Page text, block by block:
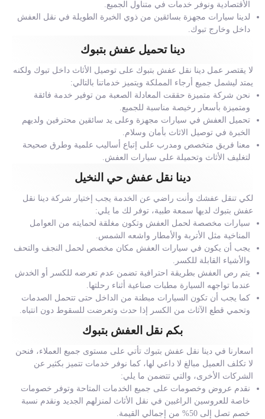
الأقتصادية ونوفر خدمات في متناول الجميع.
لدينا سيارات مجهزة بسائقين من ذوي الخبرة الطويلة في نقل العفش
داخل وخارج تبوك.
دينا تحميل عفش بتبوك
لا يقتصر عمل دينا نقل عفش بتبوك على توصيل الأثاث داخل تبوك ولكنه
يمتد ليشمل جميع أرجاء المملكة ويتميز خدماتنا بالتالي:
نحن شركة متميزة حققت المعادلة الصعبة من توفير خدمة فائقة
ومتميزة بأسعار رخيصة مناسبة للجميع.
تحميل العفش في سيارات مجهزة وعلى يد سائقين محترفين ولديهم
الخبرة في توصيل الاثاث بأمان وسلام.
معنا فريق متخصص ومدرب على إتباع أساليب علمية وطرق صحيحة
لتغليف الأثاث وتحميلة على سيارات العفش.
دينا نقل عفش حي النخيل
لكي تنقل عفشك وأنت راضي عن الخدمة يجب إختيار شركة دينا نقل
عفش بتبوك لديها سمعة طبية، توفر لك ما يلي:
سيارات مخصصة لحمل العفش وتكون مغلقة لحمايته من العوامل
المناخية مثل الأتربة والأمطار واشعه الشمس.
يجب أن يكون في سيارات العفش مكان مخصص لحمل النجف والتحف
والأشياء القابلة للكسر.
يتم رص العفش بطريقة احترافية تضمن عدم تعرضه للكسر أو الخدش
عندما تواجهه السيارة مطبات صناعية أثناء رحلتها.
كما يجب أن تكون السيارات مبطنة من الداخل حتى تتحمل الصدمات
وتحمي قطع الآثاث من الكسر إذا حدث وتعرضت للسقوط دون انتباه.
بكم نقل العفش بتبوك
اسعارنا في دينا نقل عفش بتبوك تأتي على مستوى جميع العملاء، فنحن
لا تكلف العميل مبالغ لا داعي لها، كما نوفر خدمات تتميز بكثير عن
الشركات الأخرى، والتي تتضمن ما يلي:
نقدم عروض وخصومات على جميع الخدمات المتاحة وتوفر خصومات
خاصة للعروسين الراغبين في نقل الأثاث لمنزلهم الجديد ونقدم نسبة
خصم تصل إلى 50% من إجمالي القيمة.